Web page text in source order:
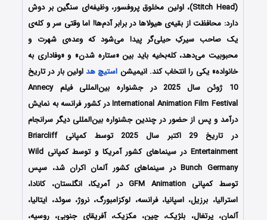
(Stitch Head)، اولین مخلوق پروفسور، وظیفه‌ای سنگین بر دوش
دارد: محافظت از بقیه‌ی هیولاها در برابر آدم‌ها! اما وقتی سر و کله‌ی
یک صاحب سیرکِ حیلی‌گر پیدا می‌شود که وعده‌ی شهرت و
محبوبیت می‌دهد، کله‌بخیه باید بین «ستاره شدن» و «وفاداری به
خانواده» یکی را انتخاب کند. انیمیشن استیچ هداولین بار در تاریخ
10 ژوئن سال 2025 در جشنواره بین‌المللی فیلم Annecy
International Animation Film Festival در کشور فرانسه به نمایش
درآمد و پس از حضور در چندین جشنواره بین‌المللی دیگر سرانجام
در تاریخ 29 اکتبر سال 2025 توسط کمپانی Briarcliff
Entertainment در سینماهای کشور آمریکا و توسط کمپانی Wild
Bunch Germany در سینماهای کشور آلمان اکران شد، سپس
توسط کمپانی GFM Animation در آمریکا، انگلستان، کانادا،
استرالیا، برزیل، اسپانیا، فرانسه، لوکزامبورگ، نروژ، سوئد، ایتالیا،
آلمان، پرتغال، بلژیک، چین، مکزیک، آفریقای جنوبی، روسیه،